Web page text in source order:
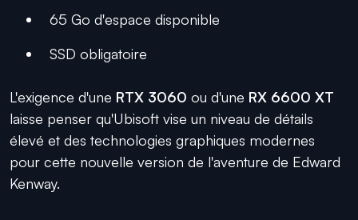
65 Go d'espace disponible
SSD obligatoire
L'exigence d'une RTX 3060 ou d'une RX 6600 XT
laisse penser qu'Ubisoft vise un niveau de détails
élevé et des technologies graphiques modernes
pour cette nouvelle version de l'aventure de Edward
Kenway.